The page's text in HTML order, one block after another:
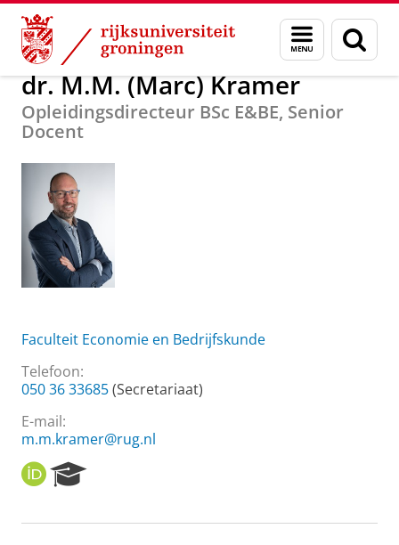
Skip
Content
Skip
Navigation
Menu
en
zoeken
Over ons dr. M.M. (Marc) Kramer
dr. M.M. (Marc) Kramer
Opleidingsdirecteur BSc E&BE, Senior
Docent
Faculteit Economie en Bedrijfskunde
Telefoon:
050 36 33685(Secretariaat)
E-mail:
m.m.kramer@rug.nl
O
R
I
e